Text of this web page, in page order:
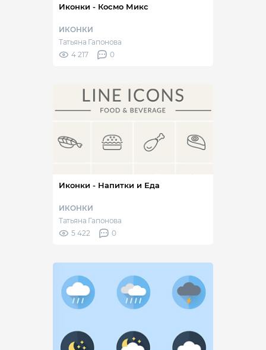
Иконки - Космо Микс
ИКОНКИ
Татьяна Гапонова
4 217
0
Иконки - Напитки и Еда
ИКОНКИ
Татьяна Гапонова
5 422
0